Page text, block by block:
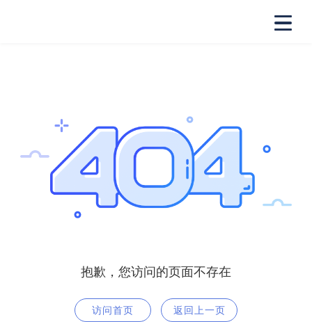
抱歉，您访问的页面不存在
访问首页 返回上一页